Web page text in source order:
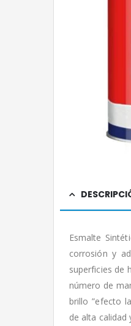
Esmalte
corrosión y
superficies de
número de
brillo ”efecto
de alta calidad